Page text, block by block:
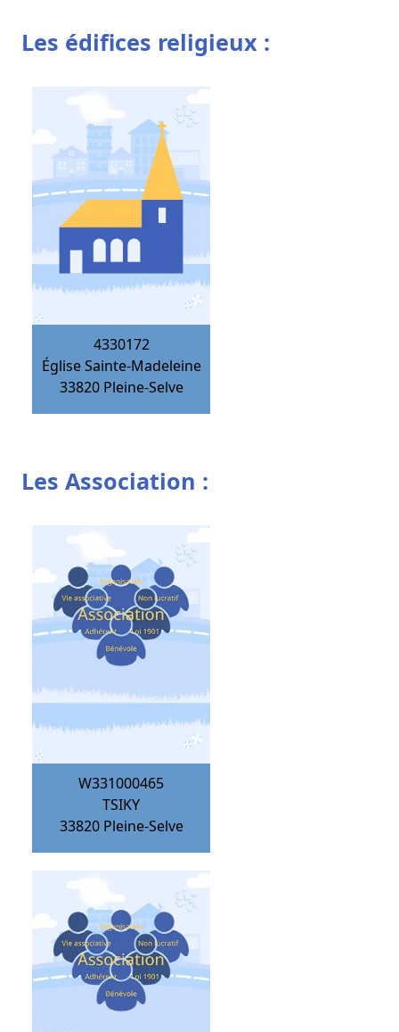
Les édifices religieux :
4330172
Église Sainte-Madeleine
33820 Pleine-Selve
Les Association :
W331000465
TSIKY
33820 Pleine-Selve